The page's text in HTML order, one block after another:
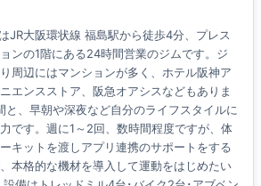
JR大阪環状線 福島駅から徒歩4分、プレス
ンの1階にある24時間営業のジムです。ジ
周辺にはマンションが多く、ホテル阪神ア
エンスストア、阪急オアシスなどもありま
、早朝や深夜など自分のライフスタイルに
です。週に1～2回、数時間程度ですが、体
キットを渡しアプリ連携のサポートをする
本格的な機材を導入して運動をはじめたい